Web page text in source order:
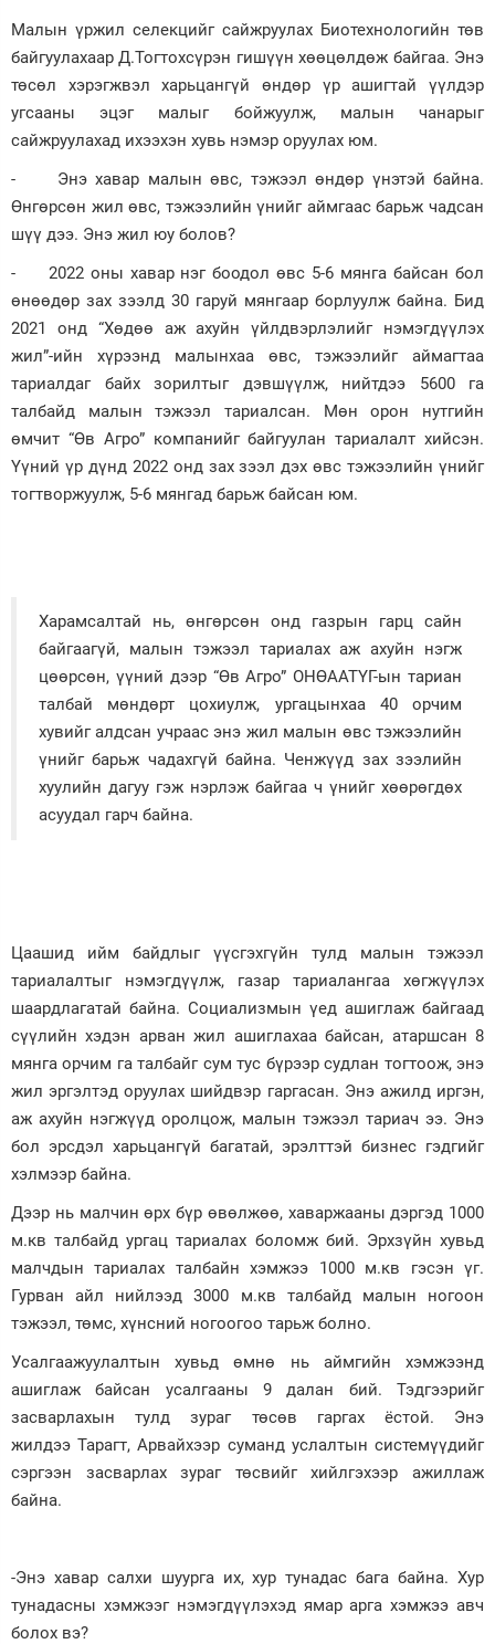
Малын үржил селекцийг сайжруулах Биотехнологийн төв
байгуулахаар Д.Тогтохсүрэн гишүүн хөөцөлдөж байгаа. Энэ
төсөл хэрэгжвэл харьцангүй өндөр үр ашигтай үүлдэр
угсааны эцэг малыг бойжуулж, малын чанарыг
сайжруулахад ихээхэн хувь нэмэр оруулах юм.
- Энэ хавар малын өвс, тэжээл өндөр үнэтэй байна.
Өнгөрсөн жил өвс, тэжээлийн үнийг аймгаас барьж чадсан
шүү дээ. Энэ жил юу болов?
- 2022 оны хавар нэг боодол өвс 5-6 мянга байсан бол
өнөөдөр зах зээлд 30 гаруй мянгаар борлуулж байна. Бид
2021 онд “Хөдөө аж ахуйн үйлдвэрлэлийг нэмэгдүүлэх
жил”-ийн хүрээнд малынхаа өвс, тэжээлийг аймагтаа
тариалдаг байх зорилтыг дэвшүүлж, нийтдээ 5600 га
талбайд малын тэжээл тариалсан. Мөн орон нутгийн
өмчит “Өв Агро” компанийг байгуулан тариалалт хийсэн.
Үүний үр дүнд 2022 онд зах зээл дэх өвс тэжээлийн үнийг
тогтворжуулж, 5-6 мянгад барьж байсан юм.
Харамсалтай нь, өнгөрсөн онд газрын гарц сайн
байгаагүй, малын тэжээл тариалах аж ахуйн нэгж
цөөрсөн, үүний дээр “Өв Агро” ОНӨААТҮГ-ын тариан
талбай мөндөрт цохиулж, ургацынхаа 40 орчим
хувийг алдсан учраас энэ жил малын өвс тэжээлийн
үнийг барьж чадахгүй байна. Ченжүүд зах зээлийн
хуулийн дагуу гэж нэрлэж байгаа ч үнийг хөөрөгдөх
асуудал гарч байна.
Цаашид ийм байдлыг үүсгэхгүйн тулд малын тэжээл
тариалалтыг нэмэгдүүлж, газар тариалангаа хөгжүүлэх
шаардлагатай байна. Социализмын үед ашиглаж байгаад
сүүлийн хэдэн арван жил ашиглахаа байсан, атаршсан 8
мянга орчим га талбайг сум тус бүрээр судлан тогтоож, энэ
жил эргэлтэд оруулах шийдвэр гаргасан. Энэ ажилд иргэн,
аж ахуйн нэгжүүд оролцож, малын тэжээл тариач ээ. Энэ
бол эрсдэл харьцангүй багатай, эрэлттэй бизнес гэдгийг
хэлмээр байна.
Дээр нь малчин өрх бүр өвөлжөө, хаваржааны дэргэд 1000
м.кв талбайд ургац тариалах боломж бий. Эрхзүйн хувьд
малчдын тариалах талбайн хэмжээ 1000 м.кв гэсэн үг.
Гурван айл нийлээд 3000 м.кв талбайд малын ногоон
тэжээл, төмс, хүнсний ногоогоо тарьж болно.
Усалгаажуулалтын хувьд өмнө нь аймгийн хэмжээнд
ашиглаж байсан усалгааны 9 далан бий. Тэдгээрийг
засварлахын тулд зураг төсөв гаргах ёстой. Энэ
жилдээ Тарагт, Арвайхээр суманд услалтын системүүдийг
сэргээн засварлах зураг төсвийг хийлгэхээр ажиллаж
байна.
-Энэ хавар салхи шуурга их, хур тунадас бага байна. Хур
тунадасны хэмжээг нэмэгдүүлэхэд ямар арга хэмжээ авч
болох вэ?